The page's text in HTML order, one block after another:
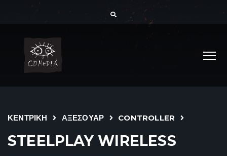
ΚΕΝΤΡΙΚΗ ΑΞΕΣΟΥΑΡ CONTROLLER
STEELPLAY WIRELESS